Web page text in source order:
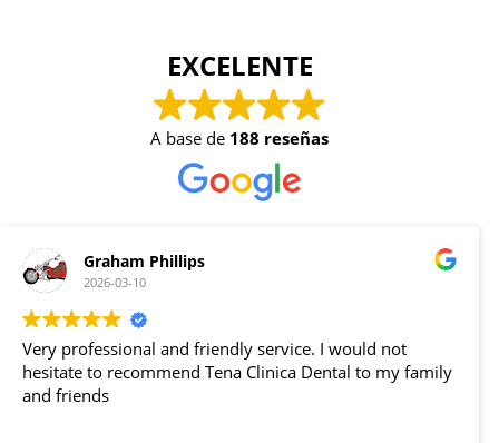
EXCELENTE
A base de 188 reseñas
Graham Phillips
2026-03-10
Very professional and friendly service. I would not
hesitate to recommend Tena Clinica Dental to my family
and friends